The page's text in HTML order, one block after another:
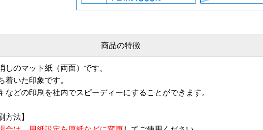
商品の特徴
しのマット紙（両面）です。
着いた印象です。
などの印刷を社内でスピーディーにすることができます。
方法】